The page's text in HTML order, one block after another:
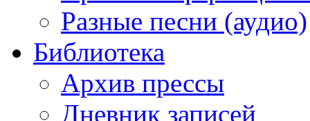
Разные песни (аудио)
Библиотека
Архив прессы
Дневник записей